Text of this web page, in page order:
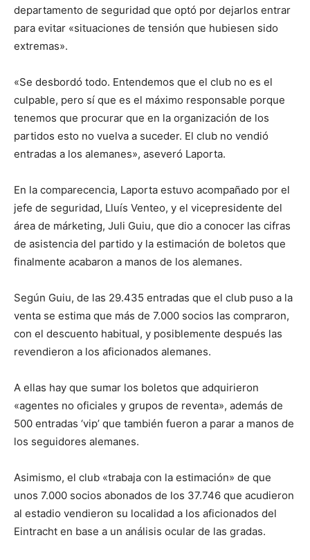
departamento de seguridad que optó por dejarlos entrar
para evitar «situaciones de tensión que hubiesen sido
extremas».
«Se desbordó todo. Entendemos que el club no es el
culpable, pero sí que es el máximo responsable porque
tenemos que procurar que en la organización de los
partidos esto no vuelva a suceder. El club no vendió
entradas a los alemanes», aseveró Laporta.
En la comparecencia, Laporta estuvo acompañado por el
jefe de seguridad, Lluís Venteo, y el vicepresidente del
área de márketing, Juli Guiu, que dio a conocer las cifras
de asistencia del partido y la estimación de boletos que
finalmente acabaron a manos de los alemanes.
Según Guiu, de las 29.435 entradas que el club puso a la
venta se estima que más de 7.000 socios las compraron,
con el descuento habitual, y posiblemente después las
revendieron a los aficionados alemanes.
A ellas hay que sumar los boletos que adquirieron
«agentes no oficiales y grupos de reventa», además de
500 entradas ‘vip’ que también fueron a parar a manos de
los seguidores alemanes.
Asimismo, el club «trabaja con la estimación» de que
unos 7.000 socios abonados de los 37.746 que acudieron
al estadio vendieron su localidad a los aficionados del
Eintracht en base a un análisis ocular de las gradas.